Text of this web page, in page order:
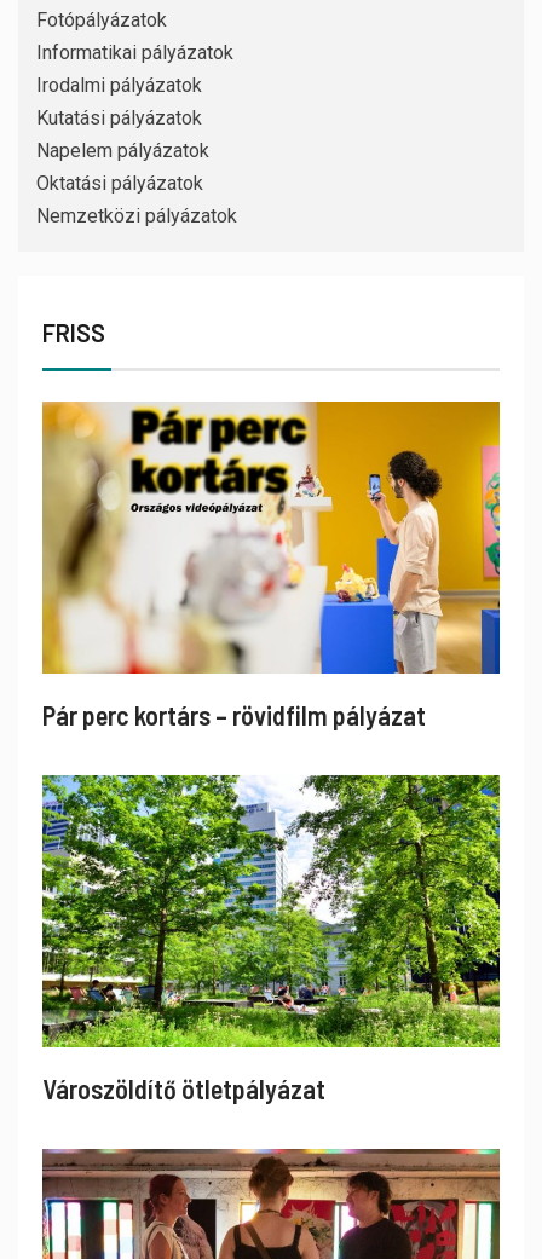
Fotópályázatok
Informatikai pályázatok
Irodalmi pályázatok
Kutatási pályázatok
Napelem pályázatok
Oktatási pályázatok
Nemzetközi pályázatok
FRISS
Pár perc kortárs – rövidfilm pályázat
Városzöldítő ötletpályázat